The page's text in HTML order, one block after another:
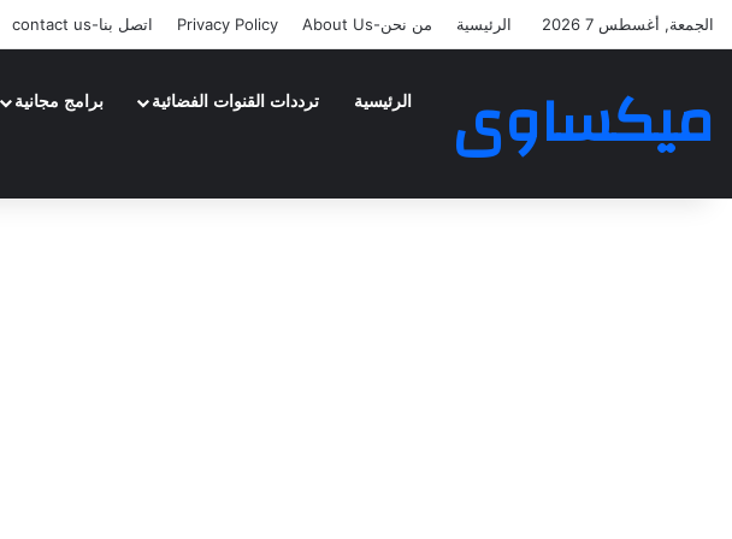
الجمعة, أغسطس 7 2026 الرئيسية من نحن-About Us Privacy Policy اتصل بنا-contact us
ميكساوى الرئيسية ترددات القنوات الفضائية برامج مجانية